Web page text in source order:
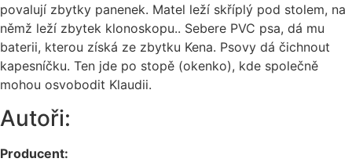
povalují zbytky panenek. Matel leží skříplý pod stolem, na
němž leží zbytek klonoskopu.. Sebere PVC psa, dá mu
baterii, kterou získá ze zbytku Kena. Psovy dá čichnout
kapesníčku. Ten jde po stopě (okenko), kde společně
mohou osvobodit Klaudii.
Autoři:
Producent: